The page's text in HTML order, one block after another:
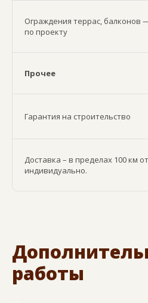
Ограждения террас, балконов
по проекту
Прочее
Гарантия на строительство
Доставка – в пределах 100 км
индивидуально.
работы